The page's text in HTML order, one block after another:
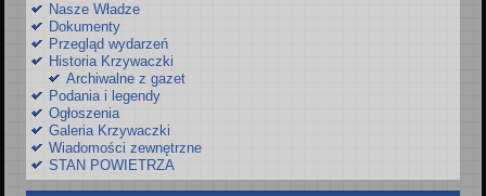
Nasze Władze
Dokumenty
Przegląd wydarzeń
Historia Krzywaczki
Archiwalne z gazet
Podania i legendy
Ogłoszenia
Galeria Krzywaczki
Wiadomości zewnętrzne
STAN POWIETRZA